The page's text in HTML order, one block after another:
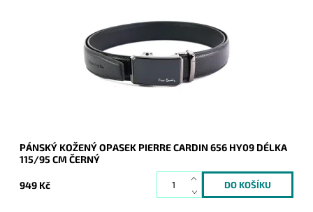
zapínáním na mechanicky posuvnou sponu v celkové délce
Skladem
20985
Pierre Cardin
2 roky
PÁNSKÝ KOŽENÝ OPASEK PIERRE CARDIN 656 HY09 DÉLKA
115/95 CM ČERNÝ
949 Kč